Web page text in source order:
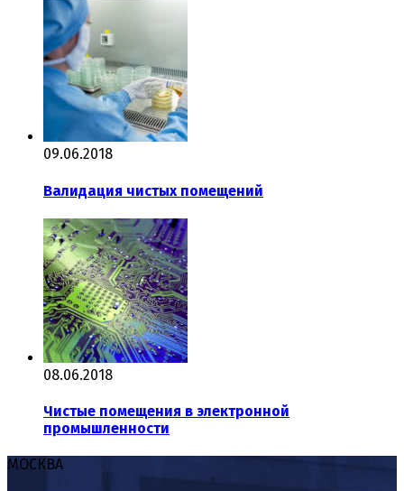
09.06.2018
Валидация чистых помещений
08.06.2018
Чистые помещения в электронной
промышленности
МОСКВА